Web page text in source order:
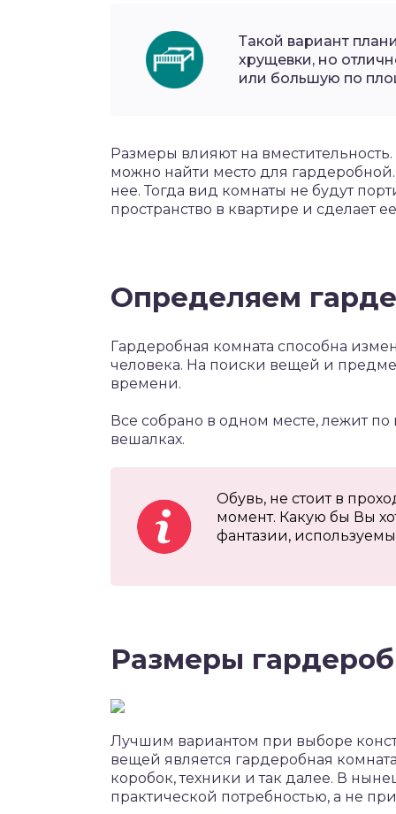
Такой вариант
хрущевки, но
или большую по
Размеры влияют на
можно найти место для
нее. Тогда вид комнаты не будут
пространство в квартире и сделает
Определяем
Гардеробная комната способна
человека. На поиски вещей и
времени.
Все собрано в одном месте, лежит
вешалках.
Обувь, не стоит в
момент. Какую бы Вы
фантазии,
Размеры
Лучшим вариантом при выборе
вещей является гардеробная
коробок, техники и так далее. В
практической потребностью, а не